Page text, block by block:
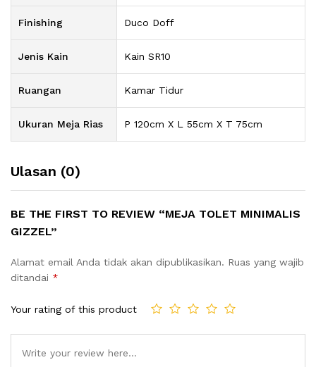
Finishing Duco Doff
Jenis Kain Kain SR10
Ruangan Kamar Tidur
Ukuran Meja Rias P 120cm X L 55cm X T 75cm
Ulasan (0)
BE THE FIRST TO REVIEW “MEJA TOLET MINIMALIS
GIZZEL”
Alamat email Anda tidak akan dipublikasikan. Ruas yang wajib
ditandai *
Your rating of this product